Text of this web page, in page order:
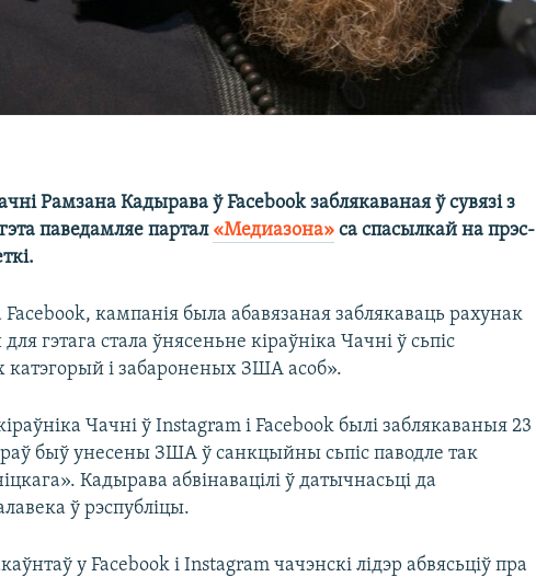
Рамзана Кадырава ў Facebook заблякаваная ў сувязі з
паведамляе партал «Медиазона» са спасылкай на прэс-
Facebook, кампанія была абавязаная заблякаваць рахунак
гэтага стала ўнясеньне кіраўніка Чачні ў сьпіс
катэгорый і забароненых ЗША асоб».
Чачні ў Instagram і Facebook былі заблякаваныя 23
быў унесены ЗША ў санкцыйны сьпіс паводле так
Кадырава абвінавацілі ў датычнасьці да
ў рэспубліцы.
у Facebook і Instagram чачэнскі лідэр абвясьціў пра